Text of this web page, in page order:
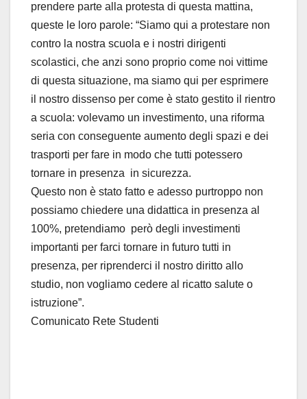
prendere parte alla protesta di questa mattina,
queste le loro parole: “Siamo qui a protestare non
contro la nostra scuola e i nostri dirigenti
scolastici, che anzi sono proprio come noi vittime
di questa situazione, ma siamo qui per esprimere
il nostro dissenso per come è stato gestito il rientro
a scuola: volevamo un investimento, una riforma
seria con conseguente aumento degli spazi e dei
trasporti per fare in modo che tutti potessero
tornare in presenza in sicurezza.
Questo non è stato fatto e adesso purtroppo non
possiamo chiedere una didattica in presenza al
100%, pretendiamo però degli investimenti
importanti per farci tornare in futuro tutti in
presenza, per riprenderci il nostro diritto allo
studio, non vogliamo cedere al ricatto salute o
istruzione”.
Comunicato Rete Studenti